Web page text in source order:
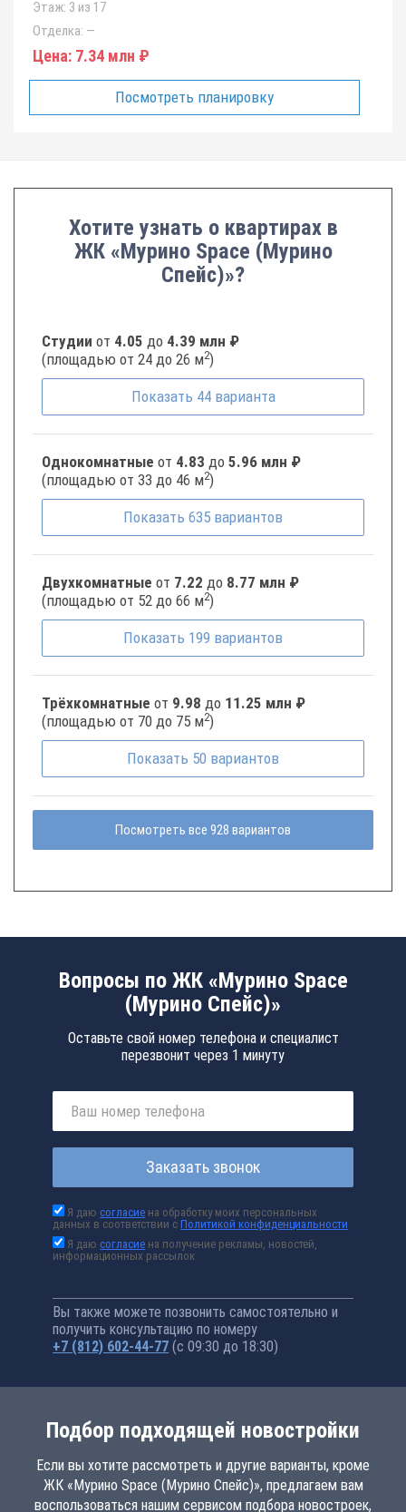
Этаж: 3 из 17
Отделка: —
Цена: 7.34 млн ₽
Посмотреть планировку
Хотите узнать о квартирах в
ЖК «Мурино Space (Мурино
Спейс)»?
Студии от 4.05 до 4.39 млн ₽
(площадью от 24 до 26 м2)
Показать 44 варианта
Однокомнатные от 4.83 до 5.96 млн ₽
(площадью от 33 до 46 м2)
Показать 635 вариантов
Двухкомнатные от 7.22 до 8.77 млн ₽
(площадью от 52 до 66 м2)
Показать 199 вариантов
Трёхкомнатные от 9.98 до 11.25 млн ₽
(площадью от 70 до 75 м2)
Показать 50 вариантов
Посмотреть все 928 вариантов
Вопросы по ЖК «Мурино Space
(Мурино Спейс)»
Оставьте свой номер телефона и специалист
перезвонит через 1 минуту
Заказать звонок
Я даюсогласие на обработку моих персональных
данных в соответствии сПолитикой конфиденциальности
Я даюсогласие на получение рекламы, новостей,
информационных рассылок
Вы также можете позвонить самостоятельно и
получить консультацию по номеру
+7 (812) 602-44-77 (с 09:30 до 18:30)
Подбор подходящей новостройки
Если вы хотите рассмотреть и другие варианты, кроме
ЖК «Мурино Space (Мурино Спейс)», предлагаем вам
воспользоваться нашим сервисом подбора новостроек,